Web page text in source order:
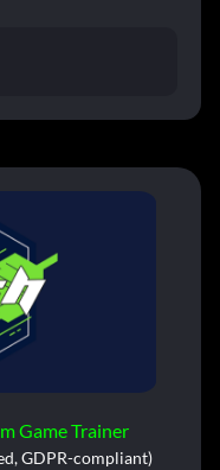
Game Trainer
GDPR-compliant)